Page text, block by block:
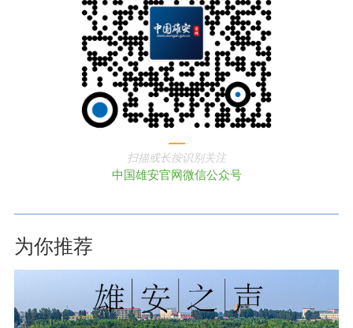
扫描或长按识别关注
中国雄安官网微信公众号
为你推荐